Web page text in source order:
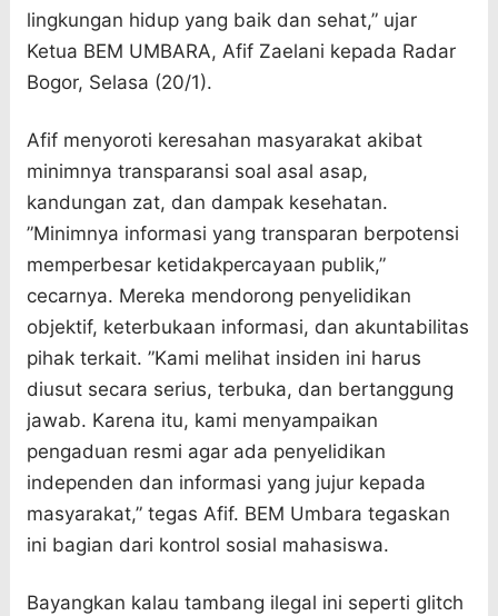
lingkungan hidup yang baik dan sehat,” ujar
Ketua BEM UMBARA, Afif Zaelani kepada Radar
Bogor, Selasa (20/1).
Afif menyoroti keresahan masyarakat akibat
minimnya transparansi soal asal asap,
kandungan zat, dan dampak kesehatan.
”Minimnya informasi yang transparan berpotensi
memperbesar ketidakpercayaan publik,”
cecarnya. Mereka mendorong penyelidikan
objektif, keterbukaan informasi, dan akuntabilitas
pihak terkait. ”Kami melihat insiden ini harus
diusut secara serius, terbuka, dan bertanggung
jawab. Karena itu, kami menyampaikan
pengaduan resmi agar ada penyelidikan
independen dan informasi yang jujur kepada
masyarakat,” tegas Afif. BEM Umbara tegaskan
ini bagian dari kontrol sosial mahasiswa.
Bayangkan kalau tambang ilegal ini seperti glitch